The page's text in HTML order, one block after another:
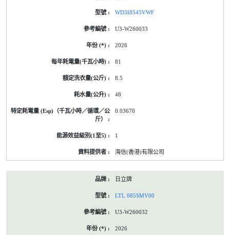
WD3I8545VWF
U3-W260033
2026
81
8.5
48
0.03670
1
海信(香港)有限公司
日立牌
LTL 085SMV00
U3-W260032
2026